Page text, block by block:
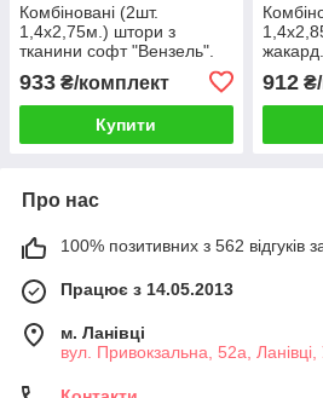
Комбіновані (2шт.
1,4х2,75м.) штори з
тканини софт "Вензель".
молочним. Код 014дк
(2049шА-2048ш) 11-0334
933 ₴/комплект
Купити
з
(660-
912₴/
Про нас
100% позитивних з 562 відгуків
Працює з 14.05.2013
м. Ланівці
вул. Привокзальна, 52а, Ланівці,